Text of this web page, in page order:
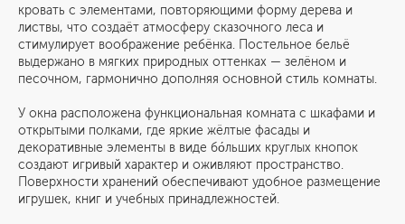
кровать с элементами, повторяющими форму дерева и
листвы, что создаёт атмосферу сказочного леса и
стимулирует воображение ребёнка. Постельное бельё
выдержано в мягких природных оттенках — зелёном и
песочном, гармонично дополняя основной стиль комнаты.
У окна расположена функциональная комната с шкафами и
открытыми полками, где яркие жёлтые фасады и
декоративные элементы в виде бо́льших круглых кнопок
создают игривый характер и оживляют пространство.
Поверхности хранений обеспечивают удобное размещение
игрушек, книг и учебных принадлежностей.